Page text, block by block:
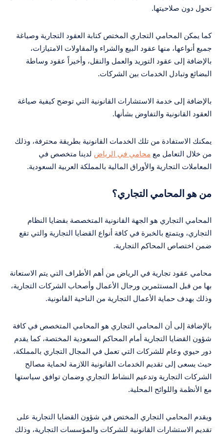
تحول دون صلاحيتها.
كما يمكن المحامي التجاري المختص كتابة العقود التجارية وصياغة
جميع أنواعها، منها عقود البيع والشراء والمقاولات الامتيازات،
بالإضافة إلى عقود التوريد والعمل والنقل، وأخيراً عقود وساطة
البضائع وتبادل الخدمات بين الشركات.
بالإضافة إلى خدمة الاستشارات القانونية التي توضح كيفية صياغة
العقود القانونية والتفاوض بشأنها.
يمكنك الاستفادة من تلك الخدمات القانونية بطريقة محترفة، وذلك
من خلال التعامل مع محامي في الرياض لدينا متخصص في
المعاملات التجارية والأوراق المالية بالمملكة العربية السعودية.
من هو المحامي التجاري؟
المحامي التجاري هو الجهة القانونية المتخصصة بقضايا النظام
التجاري، ويتمتع بالخبرة في كافة أنواع القضايا التجارية والتي تقع
ضمن اختصاص المحاكم التجارية.
محامي عقود تجارية في الرياض من أهم الأطراف التي يتم الاستعانة
بها من قبل المستثمرين ورجال الأعمال وأصحاب الشركات التجارية،
وذلك بهدف حماية الأعمال التجارية من الناحية القانونية.
بالإضافة إلى أن المحامي التجاري هو المحامي المتخصص في كافة
شؤون القضايا التجارية أمام المحاكم السعودية المختصة، كما يقدم
دور حيوي وعام للشركات التي تعمل في المجال التجاري بالمملكة،
حيث يسعى إلى تقديم الخدمات القانونية اللازمة لحماية مصالح
الشركات التجارية وتدعيم النشاط التجاري وضمان توافق سياستها
مع الأنظمة واللوائح المحلية.
ويقدم المحامي التجاري المختص في شؤون القضايا التجارية على
تقديم الاستشارات القانونية للشركات والمؤسسات التجارية، وذلك